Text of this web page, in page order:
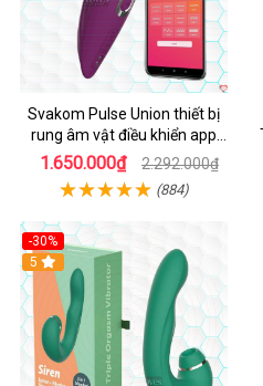
Svakom Pulse Union thiết bị
rung âm vật điều khiển app
mạnh mẽ
1.650.000₫ 2.292.000₫
(884)
-30%
Hot
5